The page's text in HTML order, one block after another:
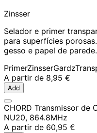
Zinsser
Selador e primer
para superfícies
gesso e papel de parede.
PrimerZinsserGardz
A partir de 8,95 €
Add
CHORD Transmissor de
NU20, 864.8MHz
A partir de 60,95 €